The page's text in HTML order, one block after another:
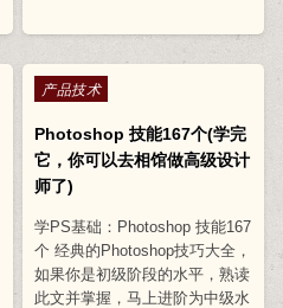
Posted in
产品技术
Photoshop 技能167个(学完
它，你可以去相馆做高级设计
师了)
学PS基础：Photoshop 技能167
个 经典的Photoshop技巧大全，
如果你是初级阶段的水平，熟读
此文并掌握，马上进阶为中级水